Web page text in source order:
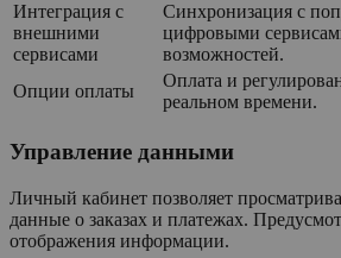
Интеграция с
внешними
сервисами
Синхронизация с
цифровыми
возможностей.
Опции оплаты
Оплата и
реальном времени.
Управление данными
Личный кабинет позволяет
данные о заказах и платежах.
отображения информации.